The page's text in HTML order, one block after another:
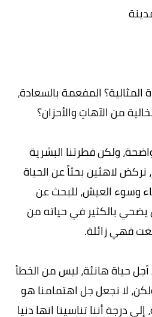
المفعمة بالسعادة،
من الآهاتِ والأحزان؟
ولكن فطرتنا البشرية
لاهثين بحثاً عن الحياة
وسوء العيش، للبحث عن
يضحي بالكثير في حياته من
فهي زائلة.
حياة هانئة، ليس من الخطأ
لا نجعل جل اهتمامنا هو
درجة أننا تناسينا انها دنيا